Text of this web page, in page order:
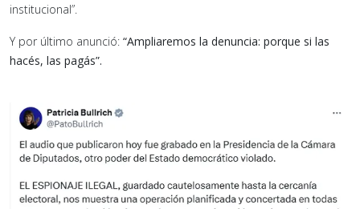
institucional”.
Y por último anunció: “Ampliaremos la denuncia: porque si las
hacés, las pagás”.